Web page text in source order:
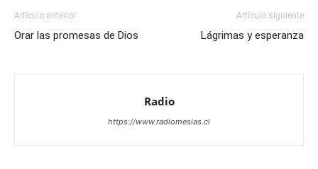
Artículo anterior
Orar las promesas de Dios
Artículo siguiente
Lágrimas y esperanza
Radio
https://www.radiomesias.cl